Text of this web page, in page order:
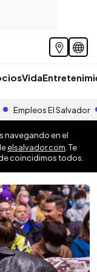
Vida
Empleos El Salvador
navegando en el
elsalvador.com . Te
coincidimos todos.